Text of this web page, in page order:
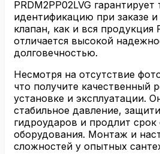
PRDM2PP02LVG
идентификацию при заказе
клапан, как и вся продукция
отличается высокой
долговечностью.
Несмотря на отсутствие
что получите качественный
установке и эксплуатации.
стабильное давление,
гидроударов и продлит
оборудования. Монтаж и
сложностей у опытных